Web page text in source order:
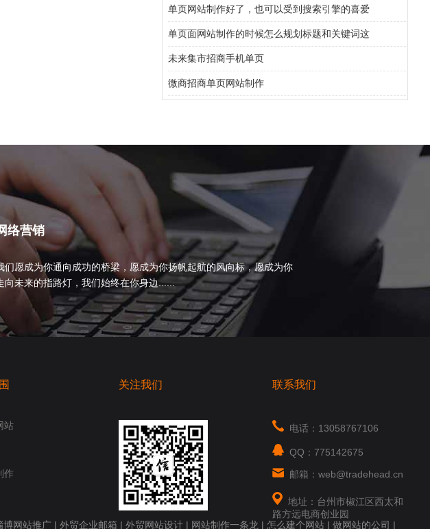
单页网站制作好了，也可以受到搜索引擎的喜爱
单页面网站制作的时候怎么规划标题和关键词这
未来集市招商手机单页
微商招商单页网站制作
络营销
们愿成为你通向成功的桥梁，愿成为你扬帆起航的风向标，愿成为你
向未来的指路灯，我们始终在你身边......
站
作
关注我们 联系我们
电话：13058767106
QQ：775142675
邮箱：web@tradehead.cn
地址：台州市椒江区西太和
路方远电商创业园
博网站推广| 外贸企业邮箱 | 外贸网站设计| 网站制作一条龙 | 怎么建个网站| 做网站的公司 |